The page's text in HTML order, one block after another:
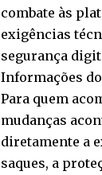
combate às
exigências
segurança
Informações
Para quem
mudanças
diretamente a
saques, a